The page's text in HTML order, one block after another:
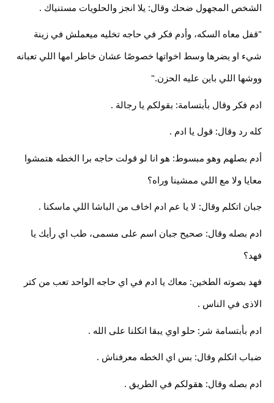
الشخص المجهول ضحك وقال: يلا انجز والحلويات مستنياك .
"قفل معاه السكه، وأدم فكر في حاجه تخليه ميعملش في زينة
شيء او يضرها وسط اخواتها خصوصًا عشان خاطر امها اللي تعبانه
ووشها اللي باين عليه الحزن."
ادم فكر وقال بأبتسامة: بقولكم يا رجالة .
كله رد وقال: قول يا ادم .
أدم بصلهم وهو مبسوط: هو انا لو قولت حاجه برا الخطه هتمشوا
معايا ولا مع اللي ممشينا وراه؟
جبان اتكلم وقال: لا يا عم ادم اخاف من الباشا اللي ماسكنا .
ادم بصله وقال: صحيح جبان اسم على مسمى، طب اي رأيك يا
فهد؟
فهد بصوته الطخين: معاك يا ادم في اي حاجه الواحد تعب من كتر
الاذى في الناس .
ادم بأبتسامة شر: حلو اوي يبقا اتكلنا على الله .
ضباب اتكلم وقال: بس اي الخطه معرفناش .
ادم بصله وقال: هقولكم في الطريق .